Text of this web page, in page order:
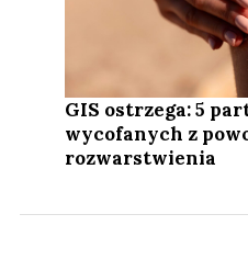
GIS ostrzega: 5
wycofanych z
rozwarstwienia